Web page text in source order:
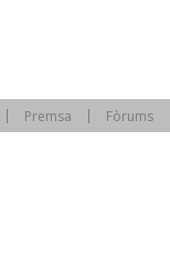
Premsa Fòrums